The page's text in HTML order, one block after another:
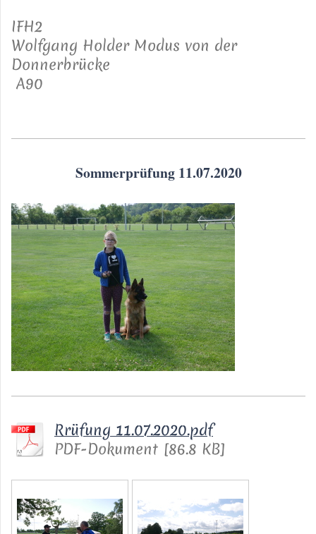
IFH2
Wolfgang Holder Modus von der
Donnerbrücke
A90
Sommerprüfung 11.07.2020
Rrüfung 11.07.2020.pdf
PDF-Dokument [86.8 KB]